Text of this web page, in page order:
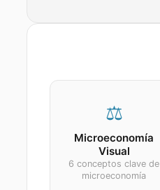
⚖️
Microeconomía
Visual
6 conceptos clave de
microeconomía